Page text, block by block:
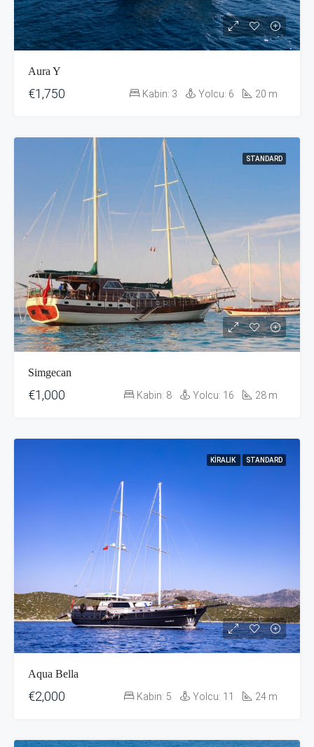
Aura Y
€1,750 Kabin: 3 Yolcu: 6 20 m
STANDARD
Simgecan
€1,000 Kabin: 8 Yolcu: 16 28 m
KIRALIK STANDARD
Aqua Bella
€2,000 Kabin: 5 Yolcu: 11 24 m